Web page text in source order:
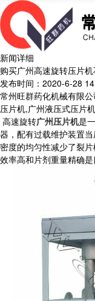
新闻详细
购买广州高速旋转压片
发布时间：2020-6-28
常州旺群药化机械有限
压片机,广州液压式压片
高速旋转广州压片机是
器，配有过载维护装置
密度的均匀性减少了裂
效率高和片剂重量精确是